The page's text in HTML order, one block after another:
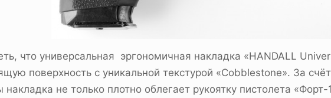
что универсальная эргономичная накладка «HANDALL
поверхность с уникальной текстурой «Cobblestone». За
не только плотно облегает рукоятку пистолета